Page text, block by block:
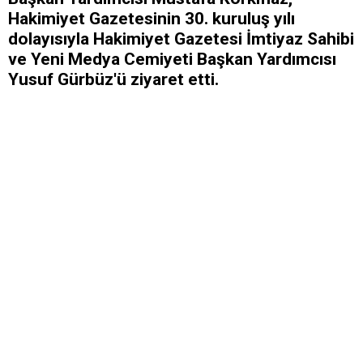
Hakimiyet Gazetesinin 30. kuruluş yılı
dolayısıyla Hakimiyet Gazetesi İmtiyaz Sahibi
ve Yeni Medya Cemiyeti Başkan Yardımcısı
Yusuf Gürbüz'ü ziyaret etti.